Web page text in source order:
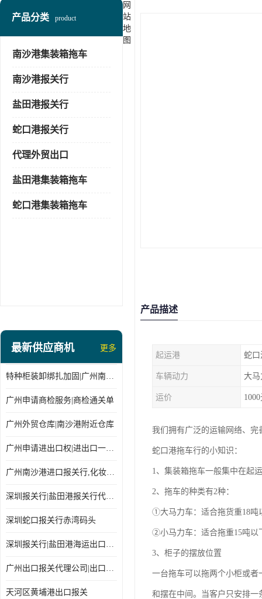
产品分类 product
南沙港集装箱拖车
南沙港报关行
盐田港报关行
蛇口港报关行
代理外贸出口
盐田港集装箱拖车
蛇口港集装箱拖车
最新供应商机 更多
特种柜装卸绑扎加固|广州南沙仓库装卸
广州申请商检服务|商检通关单
广州外贸仓库|南沙港附近仓库
广州申请进出口权|进出口一站式
广州南沙港进口报关行,化妆品进口报关,进口报关行
深圳报关行|盐田港报关行代理报关
深圳蛇口报关行赤湾码头
深圳报关行|盐田港海运出口货物报关行
广州出口报关代理公司|出口货物报关单
天河区黄埔港出口报关
产品描述
起运港 蛇口
车辆动力 大
运价
我们拥有广泛的运输网络、完
蛇口港拖车行的小知识：
1、集装箱拖车一般集中在起
2、拖车的种类有2种：
①大马力车：适合拖货重18吨
②小马力车：适合拖重15吨以
3、柜子的摆放位置
一台拖车可以拖两个小柜或
和摆在中间。当客户只安排
网
站
地
图